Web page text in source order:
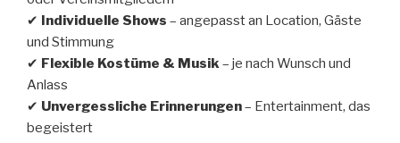
✔ Individuelle Shows – angepasst an Location, Gäste
und Stimmung
✔ Flexible Kostüme & Musik– je nach Wunsch und
Anlass
✔ Unvergessliche Erinnerungen– Entertainment, das
begeistert